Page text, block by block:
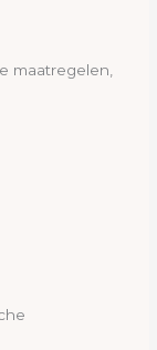
maatregelen,